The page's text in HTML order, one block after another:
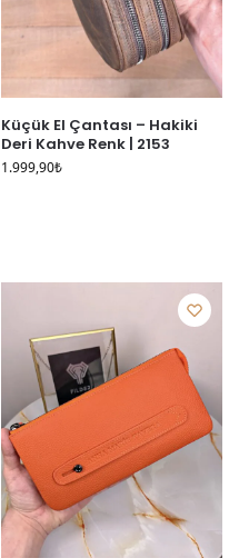
Küçük El Çantası – Hakiki
Deri Kahve Renk | 2153
1.999,90₺